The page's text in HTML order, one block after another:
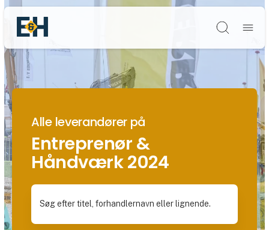
Søg
Alle leverandører på
Entreprenør &
Håndværk 2024
Søg efter titel, forhandlernavn eller lignende.